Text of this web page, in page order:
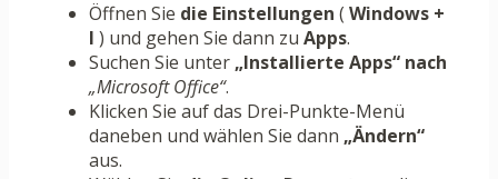
Öffnen Sie die Einstellungen ( Windows +
I ) und gehen Sie dann zu Apps.
Suchen Sie unter „Installierte Apps“ nach
„Microsoft Office“.
Klicken Sie auf das Drei-Punkte-Menü
daneben und wählen Sie dann „Ändern“
aus.